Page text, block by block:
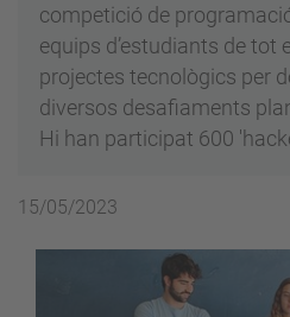
competició de
equips d’estudiants de tot
projectes tecnològics per
diversos desafiaments
Hi han participat 600
15/05/2023